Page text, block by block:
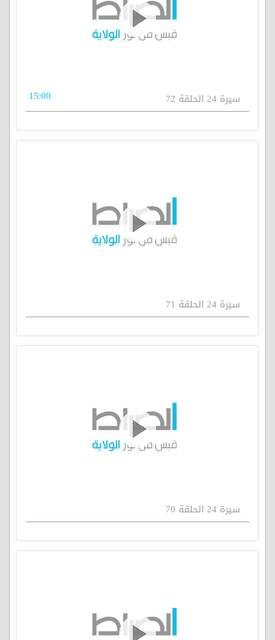
سيرة 24 الحلقة 72 15:00
سيرة 24 الحلقة 71
سيرة 24 الحلقة 70